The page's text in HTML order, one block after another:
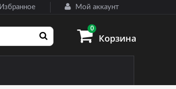
Избранное Мой аккаунт
Корзина
0